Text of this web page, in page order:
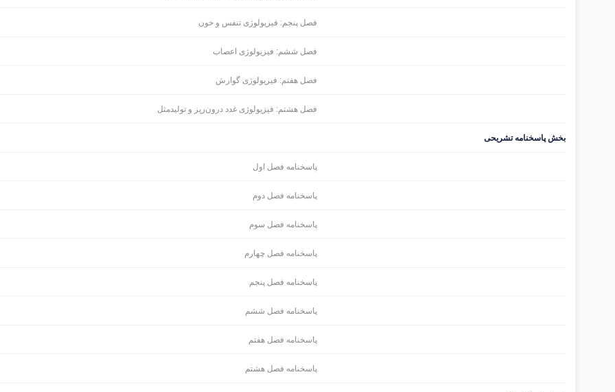
فصل پنجم: فیزیولوژی تنفس و خون
فصل ششم: فیزیولوژی اعصاب
فصل هفتم: فیزیولوژی گوارش
فصل هشتم: فیزیولوژی غدد درون‌ریز و تولیدمثل
بخش پاسخنامه تشریحی
پاسخنامه فصل اول
پاسخنامه فصل دوم
پاسخنامه فصل سوم
پاسخنامه فصل چهارم
پاسخنامه فصل پنجم
پاسخنامه فصل ششم
پاسخنامه فصل هفتم
پاسخنامه فصل هشتم